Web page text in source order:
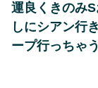
運良くきのみ
しにシアン行
ープ行っちゃう